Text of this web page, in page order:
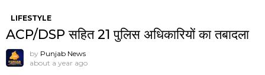
LIFESTYLE
ACP/DSP सहित 21 पुलिस अधिकारियों का तबादला
by Punjab News
about a year ago